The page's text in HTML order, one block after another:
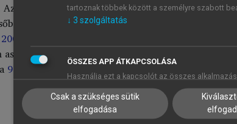
Azonban azt is meg kell jegyeznünk, hogy az
a szűkület hátrébb mozdulva magasabb pozitív
(rövid +VOT) és zöngétlen aspirált
9. ábramutatja be.
tartoznak többek között a személyre szabott
↓ 3 szolgáltatás
ÖSSZES APP ÁTKAPCSOLÁSA
Használja ezt a kapcsolót az összes
Csak a szükséges sütik
elfogadása